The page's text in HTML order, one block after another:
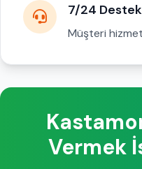
7/24 Destek
Müşteri
Vermek